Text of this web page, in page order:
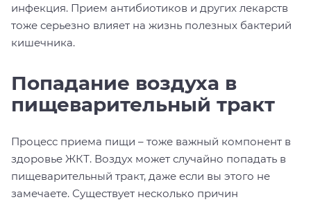
инфекция. Прием антибиотиков и других лекарств
тоже серьезно влияет на жизнь полезных бактерий
кишечника.
Попадание воздуха в
пищеварительный тракт
Процесс приема пищи – тоже важный компонент в
здоровье ЖКТ. Воздух может случайно попадать в
пищеварительный тракт, даже если вы этого не
замечаете. Существует несколько причин